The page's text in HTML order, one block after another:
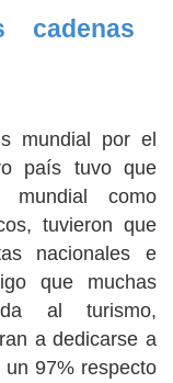
cadenas
mundial por el
país tuvo que
mundial como
tuvieron que
nacionales e
que muchas
al turismo,
a dedicarse a
97% respecto